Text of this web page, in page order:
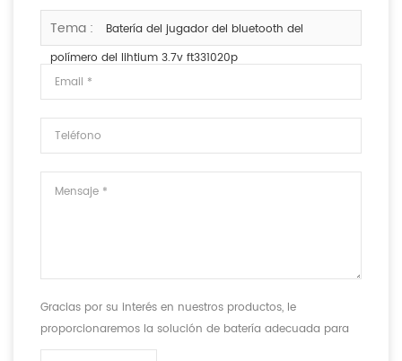
capacidad y el tamaño.
Tema :
Batería del jugador del bluetooth del
polímero del lihtium 3.7v ft331020p
Gracias por su interés en nuestros productos, le
proporcionaremos la solución de batería adecuada para
cumplir con sus requisitos.